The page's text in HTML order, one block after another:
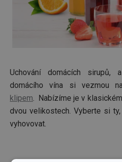
Uchování domácích
domácího vína si vezmou
klipem. Nabízíme je v
dvou velikostech. Vyberte si
vyhovovat.